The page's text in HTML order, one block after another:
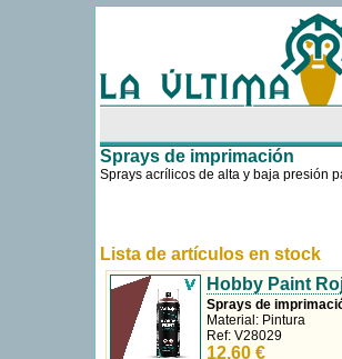
Sprays de imprimación
Sprays acrílicos de alta y baja presión
Lista de artículos en stock
Hobby Paint
Sprays de
Material: Pintura
Ref: V28029
12,60 €